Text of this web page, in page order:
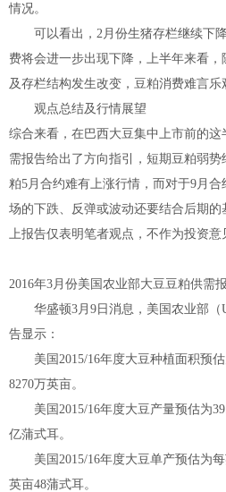
情况。
可以看出，2月份生猪存栏继续下降
费将会进一步出现下降，上半年来看
及存栏结构发生改变，豆粕消费难言乐
观点总结及行情展望
综合来看，在巴西大豆集中上市前的
需报告给出了方向指引，短期豆粕弱
粕5月合约难有上涨行情，而对于9月
场的下跌、反弹或波动还要结合后期
上报告仅表明笔者观点，不作为投资意
2016年3月份美国农业部大豆豆粕供需
华盛顿3月9日消息，美国农业部（
告显示：
美国2015/16年度大豆种植面积预估
8270万英亩。
美国2015/16年度大豆产量预估为
亿蒲式耳。
美国2015/16年度大豆单产预估为每
英亩48蒲式耳。